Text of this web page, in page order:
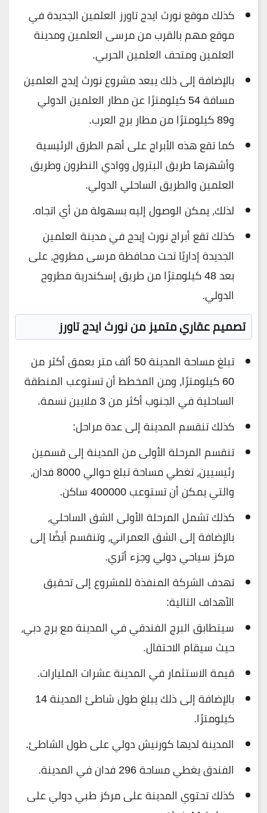
كذلك موقع نورث ايدج تاورز العلمين الجديدة في
موقع مهم بالقرب من مرسى العلمين ومدينة
العلمين ومتحف العلمين الحربي.
بالإضافة إلى ذلك يبعد مشروع نورث إيدج العلمين
مسافة 54 كيلومترًا عن مطار العلمين الدولي
و89 كيلومترًا من مطار برج العرب.
كما تقع هذه الأبراج على أهم الطرق الرئيسية
وأشهرها طريق البترول ووادي النطرون وطريق
العلمين والطريق الساحلي الدولي.
لذلك، يمكن الوصول إليه بسهولة من أي اتجاه.
كذلك تقع أبراج نورث إيدج في مدينة العلمين
الجديدة إداريًا تحت محافظة مرسى مطروح، على
بعد 48 كيلومترًا من طريق إسكندرية مطروح
الدولي.
تصميم عقاري متميز من نورث ايدج تاورز
تبلغ مساحة المدينة 50 ألف متر بعمق أكثر من
60 كيلومترًا، ومن المخطط أن تستوعب المنطقة
الساحلية في الجنوب أكثر من 3 ملايين نسمة.
كذلك تنقسم المدينة إلى عدة مراحل:
تنقسم المرحلة الأولى من المدينة إلى قسمين
رئيسيين، تغطي مساحة تبلغ حوالي 8000 فدان،
والتي يمكن أن تستوعب 400000 ساكن.
كذلك تشمل المرحلة الأولى الشق الساحلي،
بالإضافة إلى الشق العمراني، وتنقسم أيضًا إلى
مركز سياحي دولي وجزء أثري.
تهدف الشركة المنفذة للمشروع إلى تحقيق
الأهداف التالية:
سيتطابق البرج الفندقي في المدينة مع برج دبي،
حيث سيقام الاحتفال.
قيمة الاستثمار في المدينة عشرات المليارات.
بالإضافة إلى ذلك يبلغ طول شاطئ المدينة 14
كيلومترًا.
المدينة لديها كورنيش دولي على طول الشاطئ.
الفندق يغطي مساحة 296 فدان في المدينة.
كذلك تحتوي المدينة على مركز طبي دولي على